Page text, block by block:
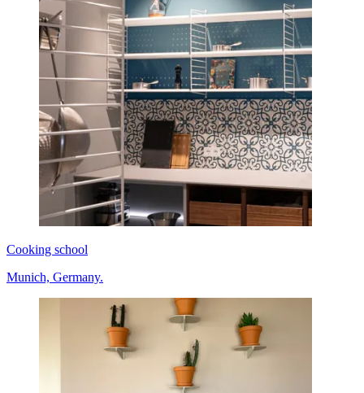
Cooking school
Munich, Germany.